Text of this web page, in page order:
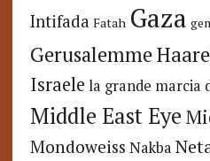
Intifada Fatah Gaza
Gerusalemme
Israele la grande marcia
Middle East Eye
Mondoweiss Nakba